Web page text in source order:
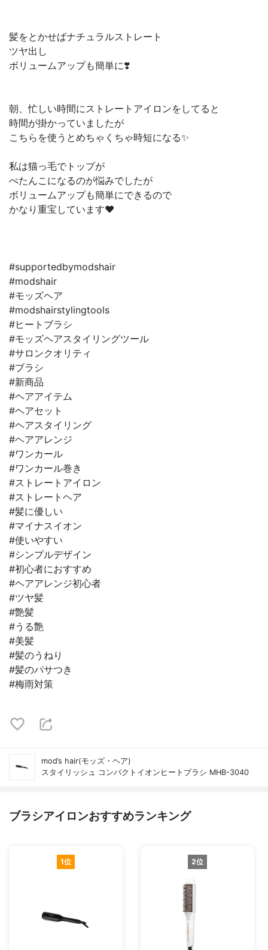
髪をとかせばナチュラルストレート
ツヤ出し
ボリュームアップも簡単に❣️
朝、忙しい時間にストレートアイロンをしてると
時間が掛かっていましたが
こちらを使うとめちゃくちゃ時短になる✨
私は猫っ毛でトップが
ぺたんこになるのが悩みでしたが
ボリュームアップも簡単にできるので
かなり重宝しています❤️
#supportedbymodshair
#modshair
#モッズヘア
#modshairstylingtools
#ヒートブラシ
#モッズヘアスタイリングツール
#サロンクオリティ
#ブラシ
#新商品
#ヘアアイテム
#ヘアセット
#ヘアスタイリング
#ヘアアレンジ
#ワンカール
#ワンカール巻き
#ストレートアイロン
#ストレートヘア
#髪に優しい
#マイナスイオン
#使いやすい
#シンプルデザイン
#初心者におすすめ
#ヘアアレンジ初心者
#ツヤ髪
#艶髪
#うる艶
#美髪
#髪のうねり
#髪のパサつき
#梅雨対策
mod’s hair(モッズ・ヘア)
スタイリッシュ コンパクトイオンヒートブラシ MHB-3040
ブラシアイロンおすすめランキング
1位 2位